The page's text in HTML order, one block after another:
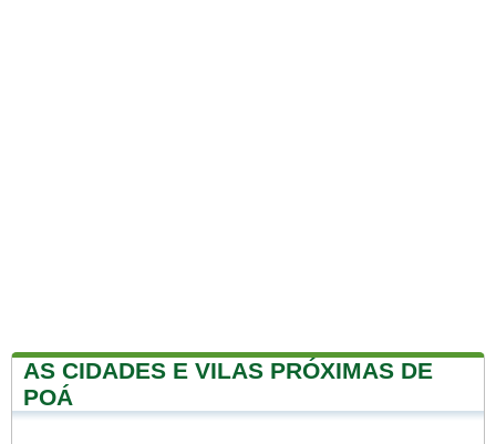
AS CIDADES E VILAS PRÓXIMAS DE
POÁ